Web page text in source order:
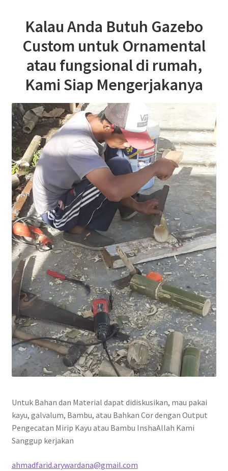
Kalau Anda Butuh Gazebo
Custom untuk Ornamental
atau fungsional di rumah,
Kami Siap Mengerjakanya
Untuk Bahan dan Material dapat didiskusikan, mau pakai
kayu, galvalum, Bambu, atau Bahkan Cor dengan Output
Pengecatan Mirip Kayu atau Bambu InshaAllah Kami
Sanggup kerjakan
ahmadfarid.arywardana@gmail.com